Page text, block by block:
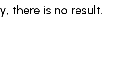
there is no result.